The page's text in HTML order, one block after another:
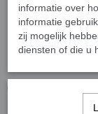
Meer informatie
klikken op de
Koelpet Pink
Ook interessant
informatie over
informatie
zij mogelijk
diensten of die u